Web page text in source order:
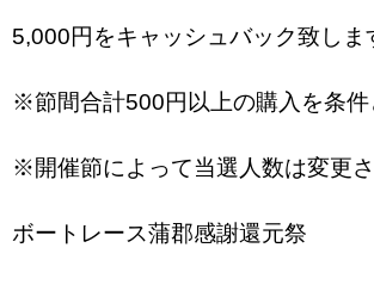
5,000円をキャッシュバック致しま
※節間合計500円以上の購入を条件
※開催節によって当選人数は変更さ
ボートレース蒲郡感謝還元祭